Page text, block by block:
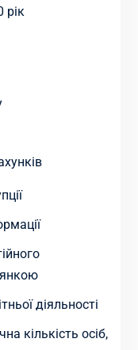
рік
діяльності
кількість осіб,